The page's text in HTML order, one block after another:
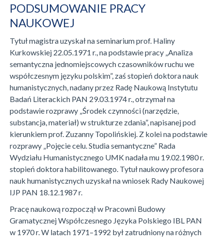
PODSUMOWANIE PRACY
NAUKOWEJ
Tytuł magistra uzyskał na seminarium prof. Haliny
Kurkowskiej 22.05.1971 r., na podstawie pracy „Analiza
semantyczna jednomiejscowych czasowników ruchu we
współczesnym języku polskim”, zaś stopień doktora nauk
humanistycznych, nadany przez Radę Naukową Instytutu
Badań Literackich PAN 29.03.1974 r., otrzymał na
podstawie rozprawy „Środek czynności (narzędzie,
substancja, materiał) w strukturze zdania”, napisanej pod
kierunkiem prof. Zuzanny Topolińskiej. Z kolei na podstawie
rozprawy „Pojęcie celu. Studia semantyczne” Rada
Wydziału Humanistycznego UMK nadała mu 19.02.1980 r.
stopień doktora habilitowanego. Tytuł naukowy profesora
nauk humanistycznych uzyskał na wniosek Rady Naukowej
IJP PAN 18.12.1987 r.
Pracę naukową rozpoczął w Pracowni Budowy
Gramatycznej Współczesnego Języka Polskiego IBL PAN
w 1970 r. W latach 1971–1992 był zatrudniony na różnych